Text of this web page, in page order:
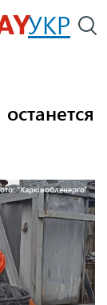
УКР
"Харківобленерго"